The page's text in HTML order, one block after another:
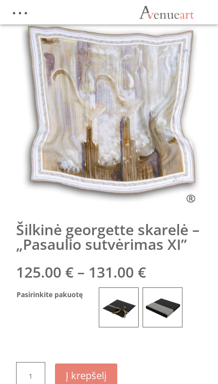
Šilkinė georgette skarelė –
„Pasaulio sutvėrimas XI”
125.00 € – 131.00 €Price
range:
125.00 €
through
131.00 €
Pasirinkite pakuotę
kiekis:
Į krepšelį